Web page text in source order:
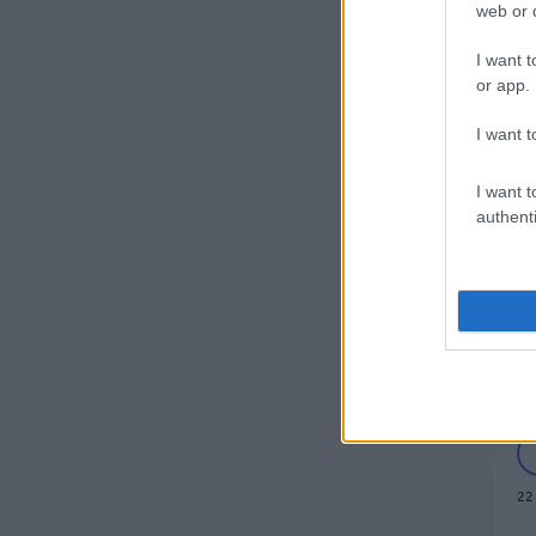
web or
I want
or app.
I want
I want
23
Κορυφώνεται η έξοδος